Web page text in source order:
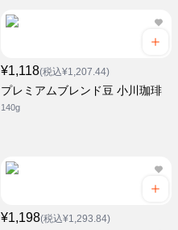
¥1,118(税込¥1,207.44)
プレミアムブレンド豆 小川珈琲
140g
¥1,198(税込¥1,293.84)